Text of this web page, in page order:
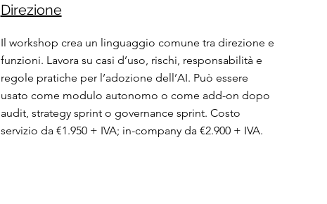
Direzione
Il workshop crea un linguaggio comune tra direzione e
funzioni. Lavora su casi d’uso, rischi, responsabilità e
regole pratiche per l’adozione dell’AI. Può essere
usato come modulo autonomo o come add-on dopo
audit, strategy sprint o governance sprint. Costo
servizio da €1.950 + IVA; in-company da €2.900 + IVA.